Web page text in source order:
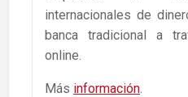
internacionales de
banca tradicional a
online.
Más información.